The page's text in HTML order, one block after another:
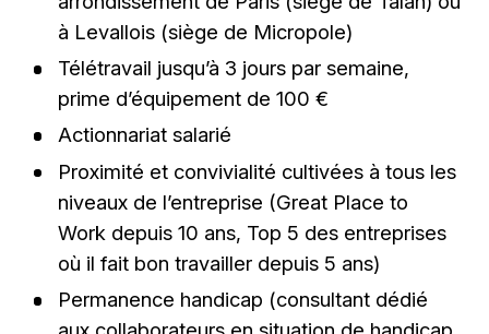
à Levallois (siège de Micropole)
Télétravail jusqu’à 3 jours par semaine,
prime d’équipement de 100 €
Actionnariat salarié
Proximité et convivialité cultivées à tous les
niveaux de l’entreprise (Great Place to
Work depuis 10 ans, Top 5 des entreprises
où il fait bon travailler depuis 5 ans)
Permanence handicap (consultant dédié